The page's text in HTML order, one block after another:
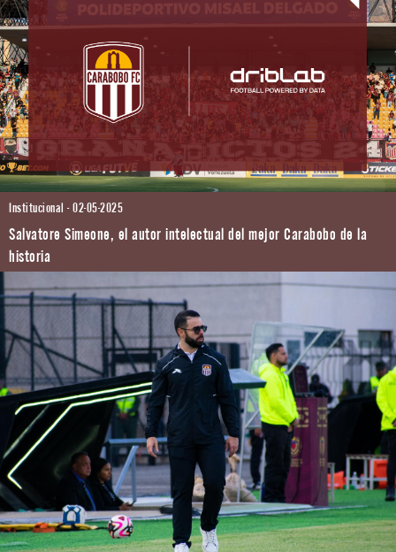
Institucional - 02-05-2025
Salvatore Simeone, el autor intelectual del mejor Carabobo de la
historia